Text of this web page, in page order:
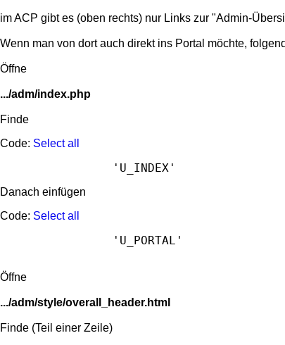
im ACP gibt es (oben rechts) nur Links zur "Admin-
Wenn man von dort auch direkt ins Portal möchte,
Öffne
.../adm/index.php
Finde
Code: Select all
Danach einfügen
Code: Select all
Öffne
.../adm/style/overall_header.html
Finde (Teil einer Zeile)